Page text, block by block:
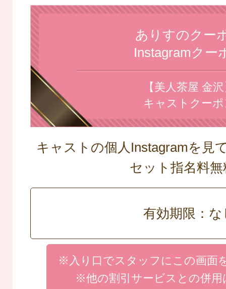
ありすのクー
Instagramクー
【美人茶屋 金
キャストクー
キャストの個人Instagramを見
セット指名料無
有効期限：な
※入り口でスタッフにこの画面
※他の割引サービスとの併